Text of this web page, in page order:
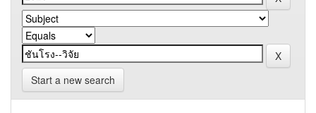
Start a new search